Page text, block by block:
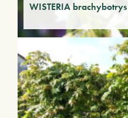
WISTERIA brachybotrys